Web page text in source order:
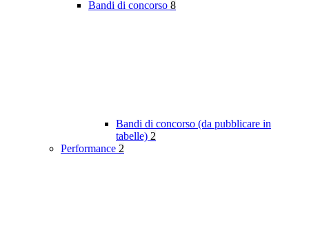
Bandi di concorso 8
Bandi di concorso (da pubblicare in
tabelle) 2
Performance 2